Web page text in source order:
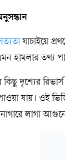
যাচাইয়ে
হামলার তথ্য
কিছু দৃশ্যের
যায়। ওই
লাগা